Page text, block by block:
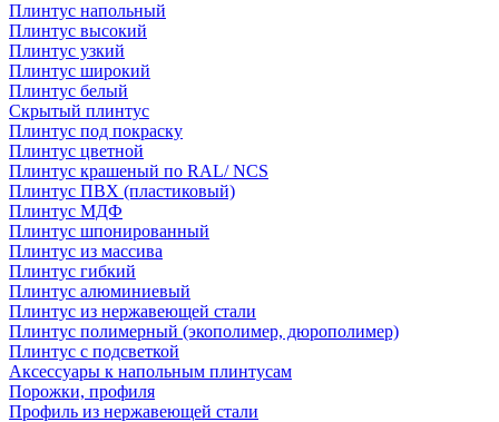
Плинтус напольный
Плинтус высокий
Плинтус узкий
Плинтус широкий
Плинтус белый
Скрытый плинтус
Плинтус под покраску
Плинтус цветной
Плинтус крашеный по RAL/ NCS
Плинтус ПВХ (пластиковый)
Плинтус МДФ
Плинтус шпонированный
Плинтус из массива
Плинтус гибкий
Плинтус алюминиевый
Плинтус из нержавеющей стали
Плинтус полимерный (экополимер, дюрополимер)
Плинтус с подсветкой
Аксессуары к напольным плинтусам
Порожки, профиля
Профиль из нержавеющей стали